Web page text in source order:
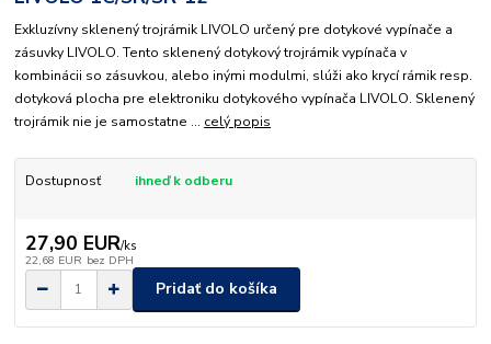
Exkluzívny sklenený trojrámik LIVOLO určený pre dotykové vypínače a
zásuvky LIVOLO. Tento sklenený dotykový trojrámik vypínača v
kombinácii so zásuvkou, alebo inými modulmi, slúži ako krycí rámik resp.
dotyková plocha pre elektroniku dotykového vypínača LIVOLO. Sklenený
trojrámik nie je samostatne ... celý popis
Dostupnosť ihneď k odberu
27,90 EUR/ks
22,68 EUR bez DPH
Pridať do košíka